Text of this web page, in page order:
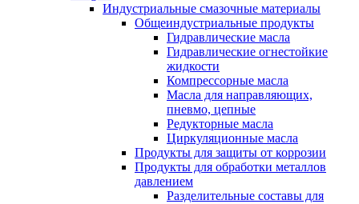
Индустриальные смазочные материалы
Общеиндустриальные продукты
Гидравлические масла
Гидравлические огнестойкие
жидкости
Компрессорные масла
Масла для направляющих,
пневмо, цепные
Редукторные масла
Циркуляционные масла
Продукты для защиты от коррозии
Продукты для обработки металлов
давлением
Разделительные составы для